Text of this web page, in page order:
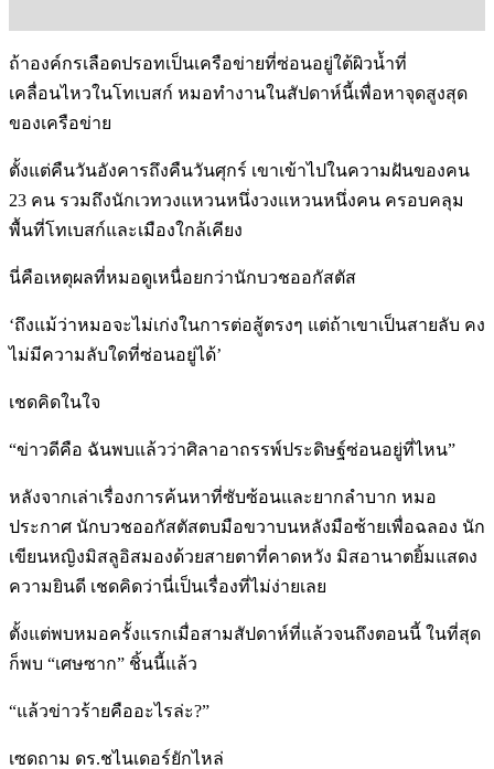
ถ้าองค์กรเลือดปรอทเป็นเครือข่ายที่ซ่อนอยู่ใต้ผิวน้ำที่
เคลื่อนไหวในโทเบสก์ หมอทำงานในสัปดาห์นี้เพื่อหาจุดสูงสุด
ของเครือข่าย
ตั้งแต่คืนวันอังคารถึงคืนวันศุกร์ เขาเข้าไปในความฝันของคน
23 คน รวมถึงนักเวทวงแหวนหนึ่งวงแหวนหนึ่งคน ครอบคลุม
พื้นที่โทเบสก์และเมืองใกล้เคียง
นี่คือเหตุผลที่หมอดูเหนื่อยกว่านักบวชออกัสตัส
‘ถึงแม้ว่าหมอจะไม่เก่งในการต่อสู้ตรงๆ แต่ถ้าเขาเป็นสายลับ คง
ไม่มีความลับใดที่ซ่อนอยู่ได้’
เชดคิดในใจ
“ข่าวดีคือ ฉันพบแล้วว่าศิลาอาถรรพ์ประดิษฐ์ซ่อนอยู่ที่ไหน”
หลังจากเล่าเรื่องการค้นหาที่ซับซ้อนและยากลำบาก หมอ
ประกาศ นักบวชออกัสตัสตบมือขวาบนหลังมือซ้ายเพื่อฉลอง นัก
เขียนหญิงมิสลูอิสมองด้วยสายตาที่คาดหวัง มิสอานาตยิ้มแสดง
ความยินดี เชดคิดว่านี่เป็นเรื่องที่ไม่ง่ายเลย
ตั้งแต่พบหมอครั้งแรกเมื่อสามสัปดาห์ที่แล้วจนถึงตอนนี้ ในที่สุด
ก็พบ “เศษซาก” ชิ้นนี้แล้ว
“แล้วข่าวร้ายคืออะไรล่ะ?”
เซดถาม ดร.ชไนเดอร์ยักไหล่